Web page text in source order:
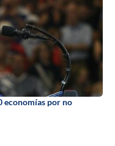
economías por no